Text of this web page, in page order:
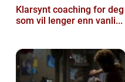
Klarsynt coaching for deg
som vil lenger enn vanli...